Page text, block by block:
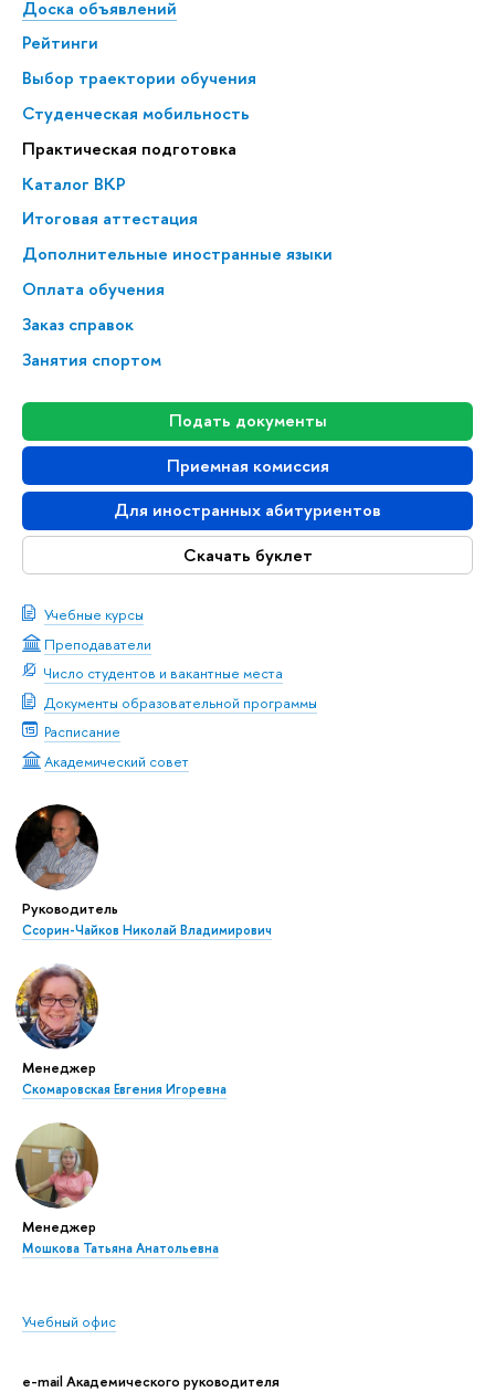
Доска объявлений
Рейтинги
Выбор траектории обучения
Студенческая мобильность
Практическая подготовка
Каталог ВКР
Итоговая аттестация
Дополнительные иностранные языки
Оплата обучения
Заказ справок
Занятия спортом
Подать документы
Приемная комиссия
Для иностранных абитуриентов
Скачать буклет
Учебные курсы
Преподаватели
Число студентов и вакантные места
Документы образовательной программы
Расписание
Академический совет
Руководитель
Ссорин-Чайков Николай Владимирович
Менеджер
Скомаровская Евгения Игоревна
Менеджер
Мошкова Татьяна Анатольевна
Учебный офис
e-mail Академического руководителя